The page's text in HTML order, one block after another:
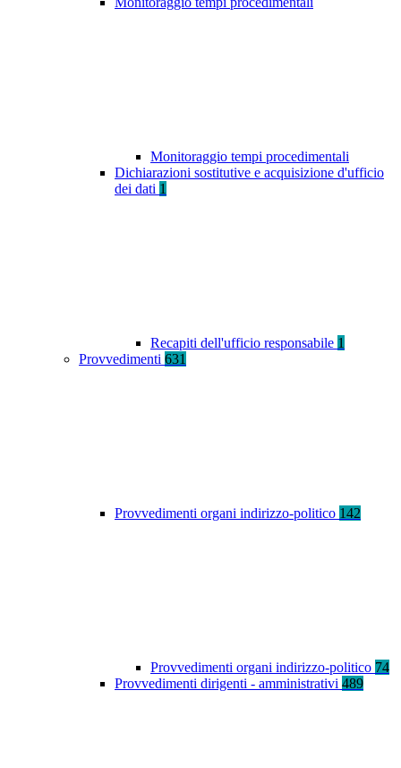
Monitoraggio tempi procedimentali
Dichiarazioni sostitutive e acquisizione d'ufficio
dei dati 1
Recapiti dell'ufficio responsabile 1
Provvedimenti 631
Provvedimenti organi indirizzo-politico 142
Provvedimenti organi indirizzo-politico 74
Provvedimenti dirigenti - amministrativi 489